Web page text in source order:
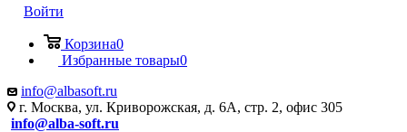
Войти
Корзина0
Избранные товары0
info@albasoft.ru
г. Москва, ул. Криворожская, д. 6А, стр. 2, офис 305
info@alba-soft.ru